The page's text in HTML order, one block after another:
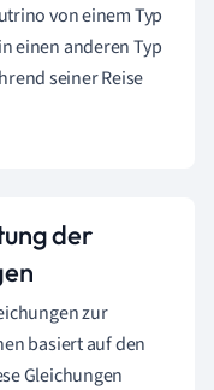
von einem Typ
einen anderen Typ
seiner Reise
der
zur
basiert auf den
Gleichungen